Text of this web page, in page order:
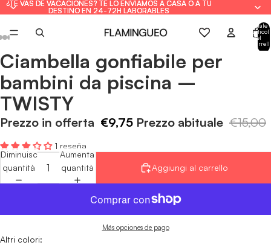
¿TE VAS DE VACACIONES? TE LO ENVIAMOS A CASA O A TU
DESTINO EN 24-72H LABORABLES
¿TE VAS DE VACACIONES? TE LO ENVIAMOS A CASA O A TU
DESTINO EN 24-72H LABORABLES
Totale
articoli
nel
Apri
immagine
a
schermo
intero
Apri
immagine
a
schermo
intero
Apri
immagine
a
schermo
intero
Apri
immagine
a
schermo
intero
Apri
immagine
a
schermo
intero
Apri
immagine
a
schermo
intero
Apri
immagine
a
schermo
intero
Ciambella gonfiabile per
bambini da piscina –
TWISTY
Prezzo in offerta €9,75 Prezzo abituale €15,00
1 reseña
Diminuisci
quantità
Aumenta
quantità
Aggiungi al carrello
Más opciones de pago
Altri colori: